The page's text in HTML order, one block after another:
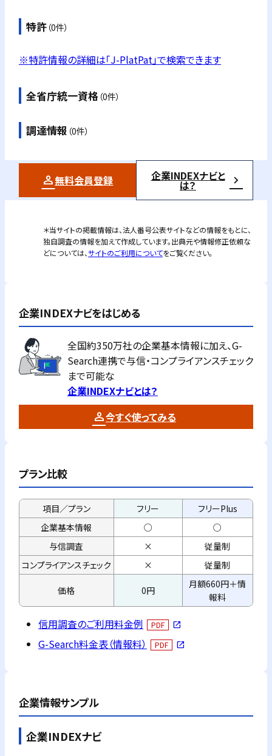
特許（0件）
※特許情報の詳細は「J-PlatPat」で検索できます
全省庁統一資格（0件）
調達情報 （0件）
無料会員登録 企業INDEXナビと
は？
＊当サイトの掲載情報は、法人番号公表サイトなどの情報をもとに、
独自調査の情報を加えて作成しています。出典元や情報修正依頼な
どについては、サイトのご利用についてをご覧ください。
企業INDEXナビをはじめる
全国約350万社の企業基本情報に加え、G-
Search連携で与信・コンプライアンスチェック
まで可能な
企業INDEXナビとは？
今すぐ使ってみる
プラン比較
項目／プラン フリー
フリーPlus
企業基本情報
○
○
与信調査
×
従量制
コンプライアンスチェック × 従量制
価格 0円
月額660円＋情
報料
信用調査のご利用料金例 PDF open_in_new
G-Search料金表（情報料） PDF open_in_new
企業情報サンプル
企業INDEXナビ